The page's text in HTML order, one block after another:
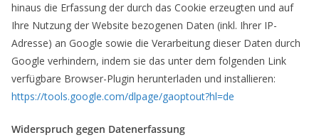
hinaus die Erfassung der durch das Cookie erzeugten und auf
Ihre Nutzung der Website bezogenen Daten (inkl. Ihrer IP-
Adresse) an Google sowie die Verarbeitung dieser Daten durch
Google verhindern, indem sie das unter dem folgenden Link
verfügbare Browser-Plugin herunterladen und installieren:
https://tools.google.com/dlpage/gaoptout?hl=de
Widerspruch gegen Datenerfassung